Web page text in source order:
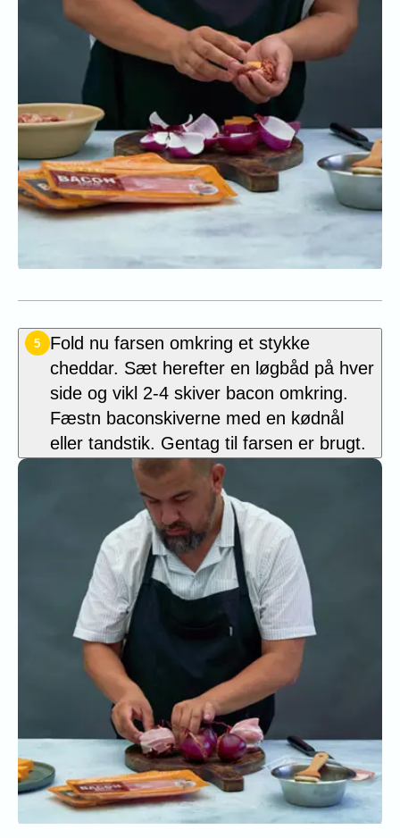
5
Fold nu farsen omkring et stykke
cheddar. Sæt herefter en løgbåd på hver
side og vikl 2-4 skiver bacon omkring.
Fæstn baconskiverne med en kødnål
eller tandstik. Gentag til farsen er brugt.